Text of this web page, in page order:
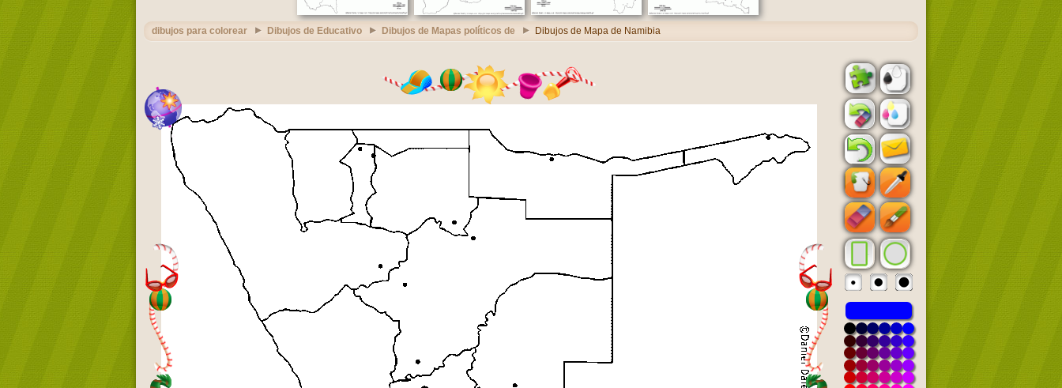
dibujos para colorear Dibujos de Educativo Dibujos de Mapas políticos de Dibujos de Mapa de Namibia